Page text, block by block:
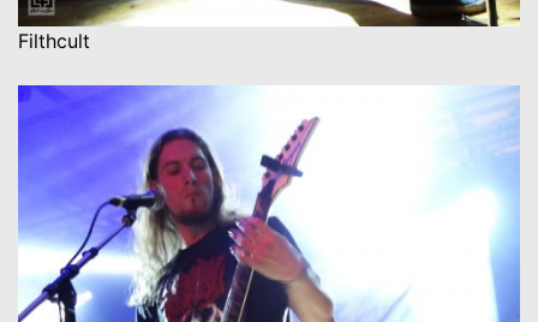
Filthcult